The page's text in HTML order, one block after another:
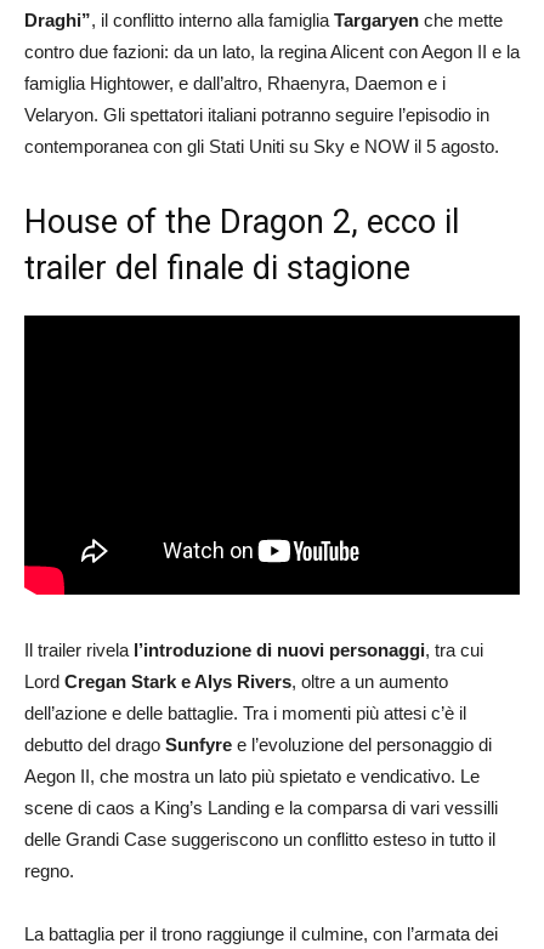
Draghi”, il conflitto interno alla famiglia Targaryen che mette
contro due fazioni: da un lato, la regina Alicent con Aegon II e la
famiglia Hightower, e dall’altro, Rhaenyra, Daemon e i
Velaryon. Gli spettatori italiani potranno seguire l’episodio in
contemporanea con gli Stati Uniti su Sky e NOW il 5 agosto.
House of the Dragon 2, ecco il
trailer del finale di stagione
Il trailer rivela l’introduzione di nuovi personaggi, tra cui
Lord Cregan Stark e Alys Rivers, oltre a un aumento
dell’azione e delle battaglie. Tra i momenti più attesi c’è il
debutto del drago Sunfyre e l’evoluzione del personaggio di
Aegon II, che mostra un lato più spietato e vendicativo. Le
scene di caos a King’s Landing e la comparsa di vari vessilli
delle Grandi Case suggeriscono un conflitto esteso in tutto il
regno.
La battaglia per il trono raggiunge il culmine, con l’armata dei